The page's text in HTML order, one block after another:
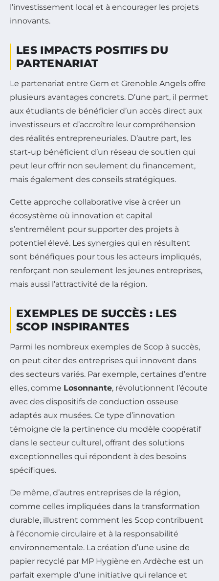
l’investissement local et à encourager les projets
innovants.
LES IMPACTS POSITIFS DU
PARTENARIAT
Le partenariat entre Gem et Grenoble Angels offre
plusieurs avantages concrets. D’une part, il permet
aux étudiants de bénéficier d’un accès direct aux
investisseurs et d’accroître leur compréhension
des réalités entrepreneuriales. D’autre part, les
start-up bénéficient d’un réseau de soutien qui
peut leur offrir non seulement du financement,
mais également des conseils stratégiques.
Cette approche collaborative vise à créer un
écosystème où innovation et capital
s’entremêlent pour supporter des projets à
potentiel élevé. Les synergies qui en résultent
sont bénéfiques pour tous les acteurs impliqués,
renforçant non seulement les jeunes entreprises,
mais aussi l’attractivité de la région.
EXEMPLES DE SUCCÈS : LES
SCOP INSPIRANTES
Parmi les nombreux exemples de Scop à succès,
on peut citer des entreprises qui innovent dans
des secteurs variés. Par exemple, certaines d’entre
elles, comme Losonnante, révolutionnent l’écoute
avec des dispositifs de conduction osseuse
adaptés aux musées. Ce type d’innovation
témoigne de la pertinence du modèle coopératif
dans le secteur culturel, offrant des solutions
exceptionnelles qui répondent à des besoins
spécifiques.
De même, d’autres entreprises de la région,
comme celles impliquées dans la transformation
durable, illustrent comment les Scop contribuent
à l’économie circulaire et à la responsabilité
environnementale. La création d’une usine de
papier recyclé par MP Hygiène en Ardèche est un
parfait exemple d’une initiative qui relance et